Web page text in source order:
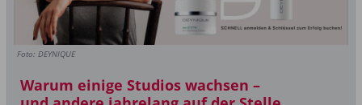
Foto: DEYNIQUE
Warum einige Studios wachsen –